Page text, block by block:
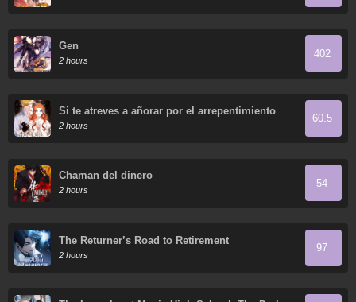
Gen
2 hours
402
Si te atreves a añorar por el arrepentimiento
2 hours
60.5
Chaman del dinero
2 hours
54
The Returner’s Road to Retirement
2 hours
97